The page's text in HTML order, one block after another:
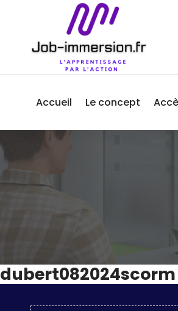
Accueil Le concept
dubert082024scorm